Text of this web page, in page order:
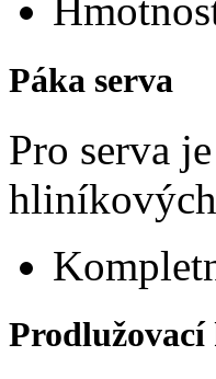
Páka serva
Pro serva
Prodlužovací